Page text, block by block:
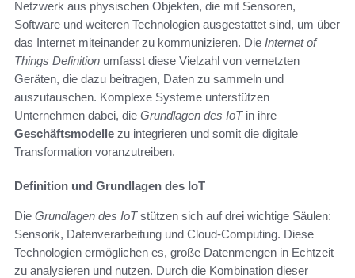
Netzwerk aus physischen Objekten, die mit Sensoren,
Software und weiteren Technologien ausgestattet sind, um über
das Internet miteinander zu kommunizieren. Die Internet of
Things Definition umfasst diese Vielzahl von vernetzten
Geräten, die dazu beitragen, Daten zu sammeln und
auszutauschen. Komplexe Systeme unterstützen
Unternehmen dabei, die Grundlagen des IoTin ihre
Geschäftsmodelle zu integrieren und somit die digitale
Transformation voranzutreiben.
Definition und Grundlagen des IoT
Die Grundlagen des IoTstützen sich auf drei wichtige Säulen:
Sensorik, Datenverarbeitung und Cloud-Computing. Diese
Technologien ermöglichen es, große Datenmengen in Echtzeit
zu analysieren und nutzen. Durch die Kombination dieser